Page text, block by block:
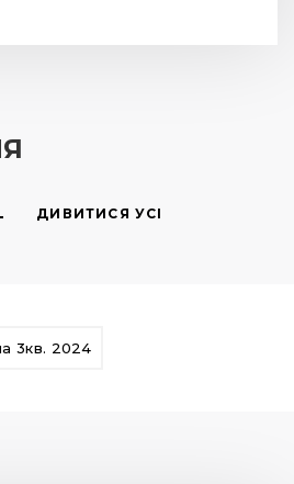
ДИВИТИСЯ УСІ
3кв. 2024